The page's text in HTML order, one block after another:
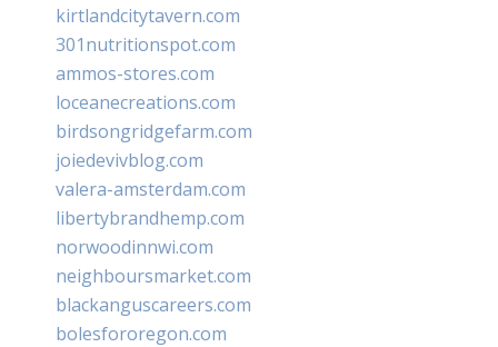
kirtlandcitytavern.com
301nutritionspot.com
ammos-stores.com
loceanecreations.com
birdsongridgefarm.com
joiedevivblog.com
valera-amsterdam.com
libertybrandhemp.com
norwoodinnwi.com
neighboursmarket.com
blackanguscareers.com
bolesfororegon.com